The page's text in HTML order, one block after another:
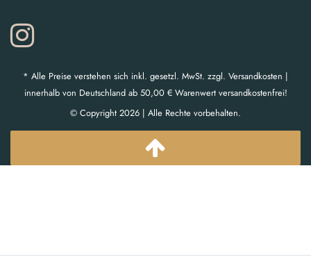
* Alle Preise verstehen sich inkl. gesetzl. MwSt. zzgl. Versandkosten |
innerhalb von Deutschland ab 50,00 € Warenwert versandkostenfrei!
© Copyright 2026 | Alle Rechte vorbehalten.